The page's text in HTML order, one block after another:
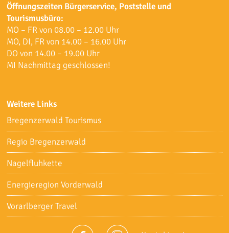
Öffnungszeiten Bürgerservice, Poststelle und
Tourismusbüro:
MO – FR von 08.00 – 12.00 Uhr
MO, DI, FR von 14.00 – 16.00 Uhr
DO von 14.00 – 19.00 Uhr
MI Nachmittag geschlossen!
Weitere Links
Bregenzerwald Tourismus
Regio Bregenzerwald
Nagelfluhkette
Energieregion Vorderwald
Vorarlberger Travel